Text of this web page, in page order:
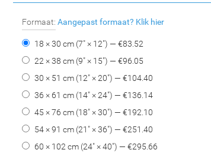
Formaat: Aangepast formaat? Klik hier
18 × 30 cm (7" × 12") — €83.52
22 × 38 cm (9" × 15") — €96.05
30 × 51 cm (12" × 20") — €104.40
36 × 61 cm (14" × 24") — €136.14
45 × 76 cm (18" × 30") — €192.10
54 × 91 cm (21" × 36") — €251.40
60 × 102 cm (24" × 40") — €295.66